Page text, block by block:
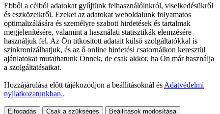
Ebből a célból adatokat gyűjtünk felhasználóinkról, viselkedésükről
és eszközeikről. Ezeket az adatokat weboldalunk folyamatos
optimalizálására és személyre szabott hirdetések és tartalmak
megjelenítésére, valamint a használati statisztikák elemzésére
használjuk fel. Az Ön titkosított adatait külső szolgáltatókkal is
szinkronizálhatjuk, és az ő online hirdetési csatornáikon keresztül
ajánlatokat mutathatunk Önnek, de csak akkor, ha Ön már használja
a szolgáltatásaikat.
Hozzájárulása előtt tájékozódjon a beállításoknál és Adatvédelmi
nyilatkozatunkban..
Elfogadás Csak a szükséges Beállítások módosítása